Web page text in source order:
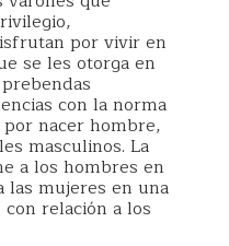
por vivir en
se les otorga en
con la norma
nacer hombre,
masculinos. La
a los hombres en
las mujeres en una
relación a los